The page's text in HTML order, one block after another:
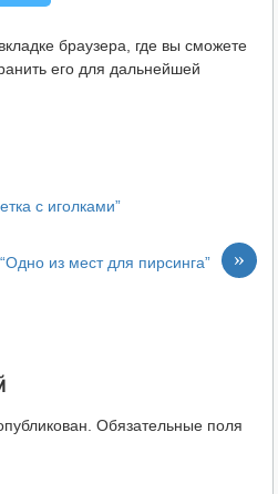
браузера, где вы сможете
его для дальнейшей
с иголками”
»
из мест для пирсинга”
Обязательные поля